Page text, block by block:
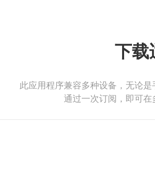
下载
此应用程序兼容多种设备，无论
通过一次订阅，即可在